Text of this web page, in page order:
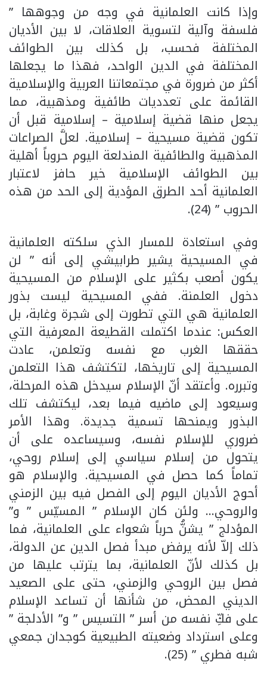
وإذا كانت العلمانية في وجه من وجوهها ”
فلسفة وآلية لتسوية العلاقات، لا بين الأديان
المختلفة فحسب، بل كذلك بين الطوائف
المختلفة في الدين الواحد، فهذا ما يجعلها
أكثر من ضرورة في مجتمعاتنا العربية والإسلامية
القائمة على تعدديات طائفية ومذهبية، مما
يجعل منها قضية إسلامية – إسلامية قبل أن
تكون قضية مسيحية – إسلامية. لعلَّ الصراعات
المذهبية والطائفية المندلعة اليوم حروباً أهلية
بين الطوائف الإسلامية خير حافز لاعتبار
العلمانية أحد الطرق المؤدية إلى الحد من هذه
الحروب ” (24).
وفي استعادة للمسار الذي سلكته العلمانية
في المسيحية يشير طرابيشي إلى أنه ” لن
يكون أصعب بكثير على الإسلام من المسيحية
دخول العلمنة. ففي المسيحية ليست بذور
العلمانية هي التي تطورت إلى شجرة وغابة، بل
العكس: عندما اكتملت القطيعة المعرفية التي
حققها الغرب مع نفسه وتعلمن، عادت
المسيحية إلى تاريخها، لتكتشف هذا التعلمن
وتبرره. وأعتقد أنّ الإسلام سيدخل هذه المرحلة،
وسيعود إلى ماضيه فيما بعد، ليكتشف تلك
البذور ويمنحها تسمية جديدة. وهذا الأمر
ضروري للإسلام نفسه، وسيساعده على أن
يتحول من إسلام سياسي إلى إسلام روحي،
تماماً كما حصل في المسيحية. والإسلام هو
أحوج الأديان اليوم إلى الفصل فيه بين الزمني
والروحي… ولئن كان الإسلام ” المسيّس ” و”
المؤدلج ” يشنُّ حرباً شعواء على العلمانية، فما
ذلك إلاّ لأنه يرفض مبدأ فصل الدين عن الدولة،
بل كذلك لأنّ العلمانية، بما يترتب عليها من
فصل بين الروحي والزمني، حتى على الصعيد
الديني المحض، من شأنها أن تساعد الإسلام
على فكِّ نفسه من أسر ” التسيس ” و” الأدلجة ”
وعلى استرداد وضعيته الطبيعية كوجدان جمعي
شبه فطري ” (25).